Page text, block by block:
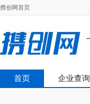
携创网首页
首页 企业查询